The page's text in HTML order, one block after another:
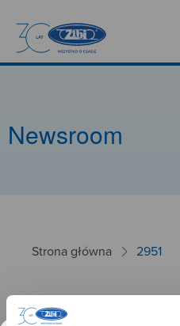
Newsroom
Strona główna 2951
2951